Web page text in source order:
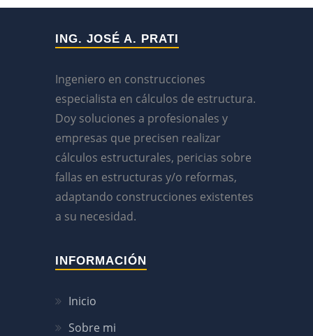
ING. JOSÉ A. PRATI
Ingeniero en construcciones
especialista en cálculos de estructura.
Doy soluciones a profesionales y
empresas que precisen realizar
cálculos estructurales, pericias sobre
fallas en estructuras y/o reformas,
adaptando construcciones existentes
a su necesidad.
INFORMACIÓN
Inicio
Sobre mi